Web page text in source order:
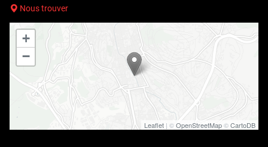
Nous trouver
+
−
Leaflet | ©OpenStreetMap©CartoDB